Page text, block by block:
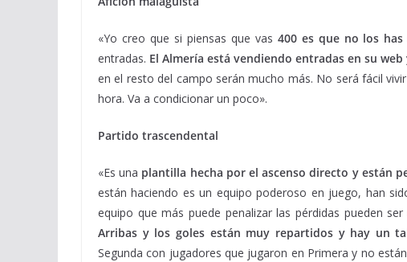
«Yo creo que si piensas que vas 400 es que no los
entradas. El Almería está vendiendo entradas en su
en el resto del campo serán mucho más. No será fácil
hora. Va a condicionar un poco».
Partido trascendental
«Es una plantilla hecha por el ascenso directo y están
están haciendo es un equipo poderoso en juego, han
equipo que más puede penalizar las pérdidas pueden ser
Arribas y los goles están muy repartidos y hay un
Segunda con jugadores que jugaron en Primera y no